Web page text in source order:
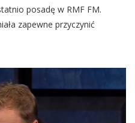
Szczuka
Znowu
Kompromituje
Zarekomendowała…
[+WIDEO]
posadę w RMF FM.
zapewne przyczynić